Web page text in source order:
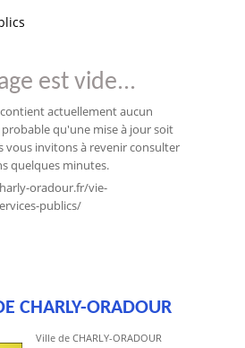
est vide...
actuellement aucun
qu'une mise à jour soit
vous invitons à revenir consulter
quelques minutes.
oradour.fr/vie-
publics/
CHARLY-ORADOUR
Ville de CHARLY-ORADOUR